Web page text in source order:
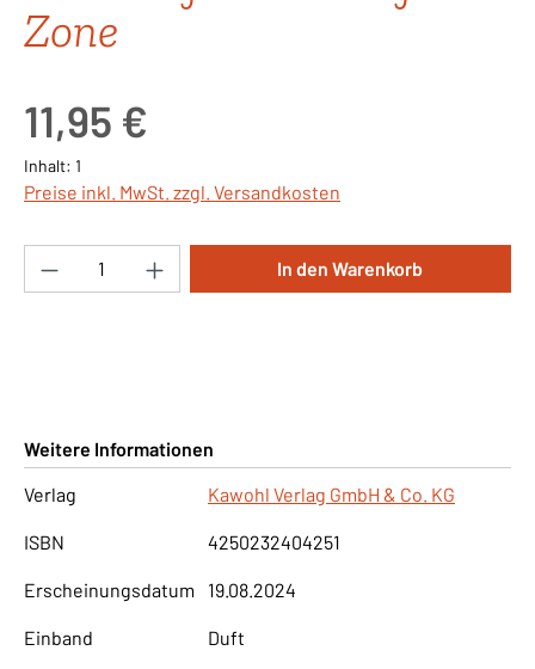
Zone
11,95 €
Inhalt: 1
Preise inkl. MwSt. zzgl. Versandkosten
Produkt Anzahl: Gib den gewünschten
In den Warenkorb
Weitere Informationen
Verlag
Kawohl Verlag GmbH & Co. KG
ISBN 4250232404251
Erscheinungsdatum 19.08.2024
Einband Duft